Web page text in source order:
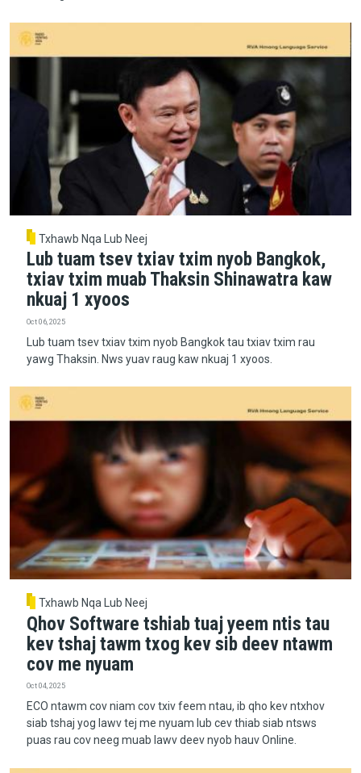
Txhawb Nqa Lub Neej
Lub tuam tsev txiav txim nyob Bangkok,
txiav txim muab Thaksin Shinawatra kaw
nkuaj 1 xyoos
Oct 06, 2025
Lub tuam tsev txiav txim nyob Bangkok tau txiav txim rau
yawg Thaksin. Nws yuav raug kaw nkuaj 1 xyoos.
Txhawb Nqa Lub Neej
Qhov Software tshiab tuaj yeem ntis tau
kev tshaj tawm txog kev sib deev ntawm
cov me nyuam
Oct 04, 2025
ECO ntawm cov niam cov txiv feem ntau, ib qho kev ntxhov
siab tshaj yog lawv tej me nyuam lub cev thiab siab ntsws
puas rau cov neeg muab lawv deev nyob hauv Online.